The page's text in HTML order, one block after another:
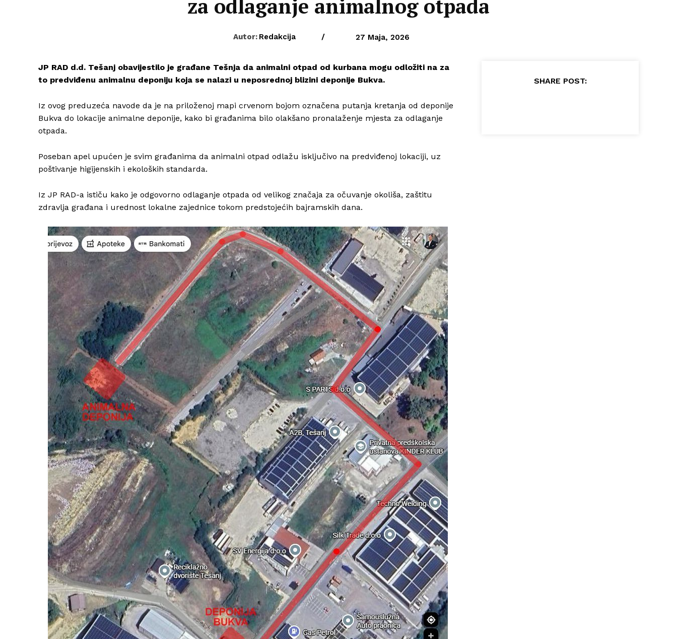
za odlaganje animalnog otpada
Autor: Redakcija / 27 Maja, 2026
JP RAD d.d. Tešanj obavijestilo je građane Tešnja da animalni otpad od kurbana mogu odložiti na za
to predviđenu animalnu deponiju koja se nalazi u neposrednoj blizini deponije Bukva.
Iz ovog preduzeća navode da je na priloženoj mapi crvenom bojom označena putanja kretanja od deponije
Bukva do lokacije animalne deponije, kako bi građanima bilo olakšano pronalaženje mjesta za odlaganje
otpada.
Poseban apel upućen je svim građanima da animalni otpad odlažu isključivo na predviđenoj lokaciji, uz
poštivanje higijenskih i ekoloških standarda.
Iz JP RAD-a ističu kako je odgovorno odlaganje otpada od velikog značaja za očuvanje okoliša, zaštitu
zdravlja građana i urednost lokalne zajednice tokom predstojećih bajramskih dana.
SHARE POST: